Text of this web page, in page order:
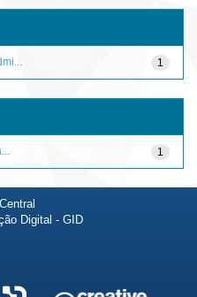
1
1
Digital - GID